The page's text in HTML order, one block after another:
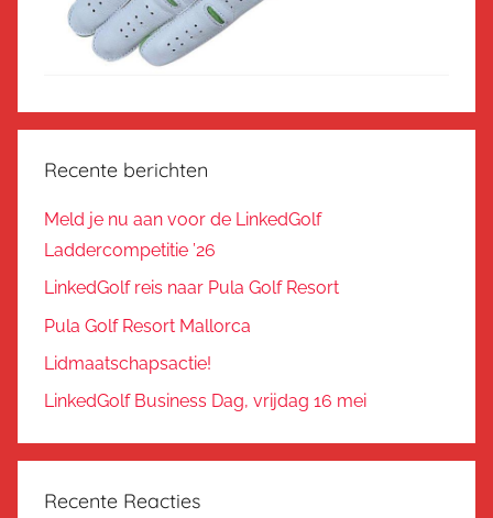
Recente berichten
Meld je nu aan voor de LinkedGolf
Laddercompetitie ’26
LinkedGolf reis naar Pula Golf Resort
Pula Golf Resort Mallorca
Lidmaatschapsactie!
LinkedGolf Business Dag, vrijdag 16 mei
Recente Reacties